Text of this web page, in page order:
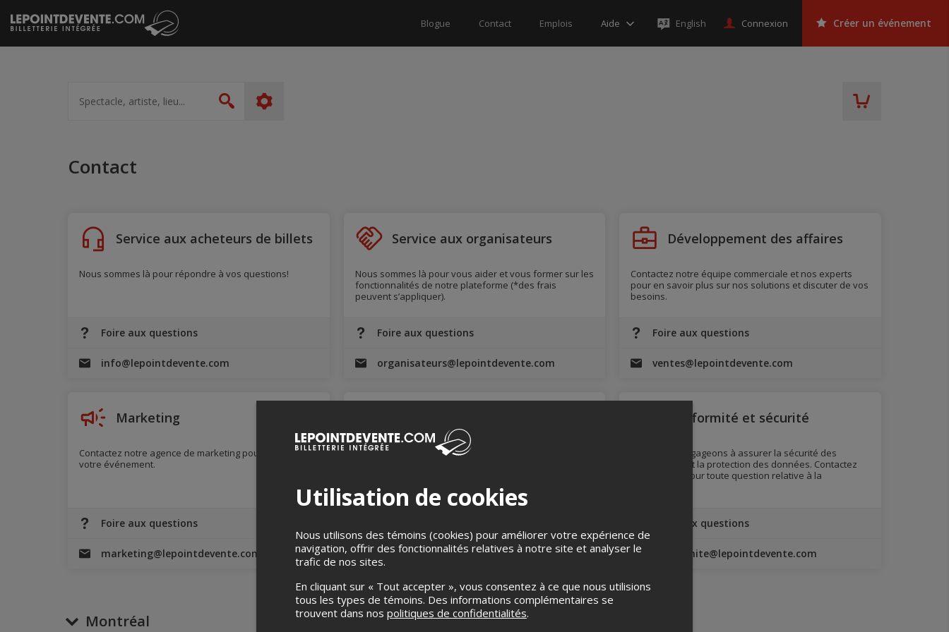
Passer
au
contenu
Blogue Contact Emplois Aide English Connexion Créer un événement
artiste,
lieu...
Rechercher
Contact
Service aux acheteurs de billets
Nous sommes là pour répondre à vos questions!
Foire aux questions
info@lepointdevente.com
Service aux organisateurs
Nous sommes là pour vous aider et vous former sur les
fonctionnalités de notre plateforme (*des frais
peuvent s’appliquer).
Foire aux questions
organisateurs@lepointdevente.com
Développement des affaires
Contactez notre équipe commerciale et nos experts
pour en savoir plus sur nos solutions et discuter de vos
besoins.
Foire aux questions
ventes@lepointdevente.com
Marketing
Contactez notre agence de marketing pour propulser
votre événement.
Foire aux questions
marketing@lepointdevente.com
Nous sommes là pour répondre à vos questions de
comptabilite@lepointdevente.com
Conformité et sécurité
Nous nous engageons à assurer la sécurité des
transactions et la protection des données. Contactez
nos experts pour toute question relative à la
Foire aux questions
conformite@lepointdevente.com
Montréal
Utilisation de cookies
Nous utilisons des témoins (cookies) pour améliorer votre expérience de
navigation, offrir des fonctionnalités relatives à notre site et analyser le
trafic de nos sites.
En cliquant sur « Tout accepter », vous consentez à ce que nous utilisions
tous les types de témoins. Des informations complémentaires se
trouvent dans nos politiques de confidentialités.